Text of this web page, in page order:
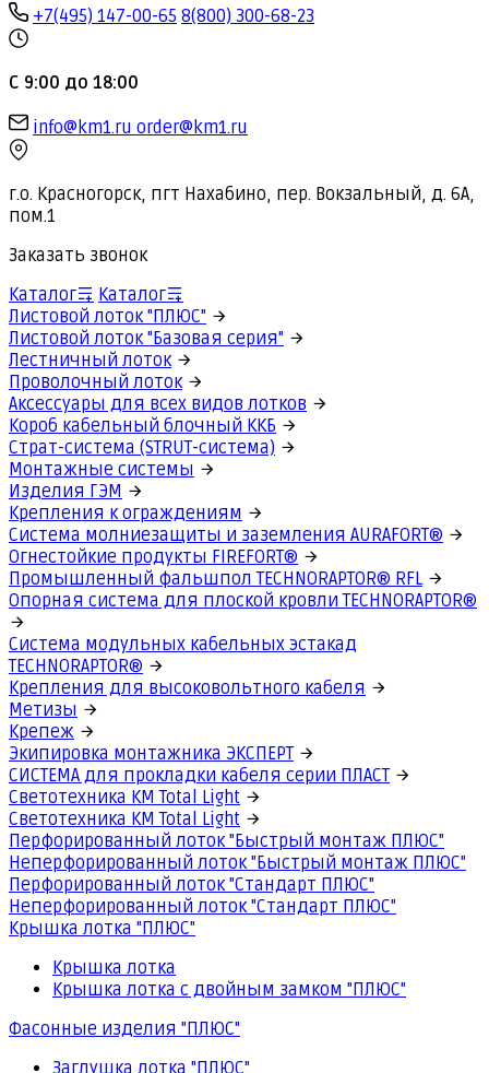
+7(495) 147-00-65 8(800) 300-68-23
С 9:00 до 18:00
info@km1.ru order@km1.ru
г.о. Красногорск, пгт Нахабино, пер. Вокзальный, д. 6А,
пом.1
Заказать звонок
Каталог
Каталог
Листовой лоток "ПЛЮС"
Листовой лоток "Базовая серия"
Лестничный лоток
Проволочный лоток
Аксессуары для всех видов лотков
Короб кабельный блочный ККБ
Страт-система (STRUT-система)
Монтажные системы
Изделия ГЭМ
Крепления к ограждениям
Система молниезащиты и заземления AURAFORT®
Огнестойкие продукты FIREFORT®
Промышленный фальшпол TECHNORAPTOR® RFL
Опорная система для плоской кровли TECHNORAPTOR®
Система модульных кабельных эстакад
TECHNORAPTOR®
Крепления для высоковольтного кабеля
Метизы
Крепеж
Экипировка монтажника ЭКСПЕРТ
СИСТЕМА для прокладки кабеля серии ПЛАСТ
Светотехника КМ Total Light
Светотехника КМ Total Light
Перфорированный лоток "Быстрый монтаж ПЛЮС"
Неперфорированный лоток "Быстрый монтаж ПЛЮС"
Перфорированный лоток "Стандарт ПЛЮС"
Неперфорированный лоток "Стандарт ПЛЮС"
Крышка лотка "ПЛЮС"
Крышка лотка
Крышка лотка с двойным замком "ПЛЮС"
Фасонные изделия "ПЛЮС"
Заглушка лотка "ПЛЮС"